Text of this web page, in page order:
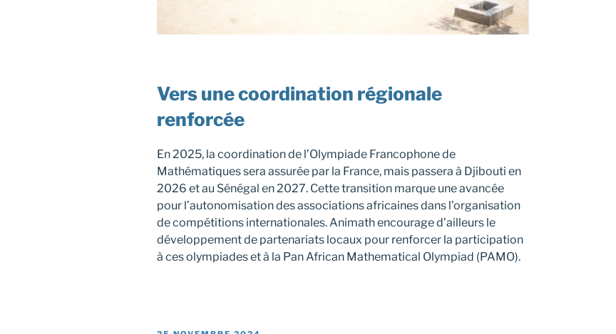
Vers une coordination régionale
renforcée
En 2025, la coordination de l’Olympiade Francophone de
Mathématiques sera assurée par la France, mais passera à Djibouti en
2026 et au Sénégal en 2027. Cette transition marque une avancée
pour l’autonomisation des associations africaines dans l’organisation
de compétitions internationales. Animath encourage d’ailleurs le
développement de partenariats locaux pour renforcer la participation
à ces olympiades et à la Pan African Mathematical Olympiad (PAMO).